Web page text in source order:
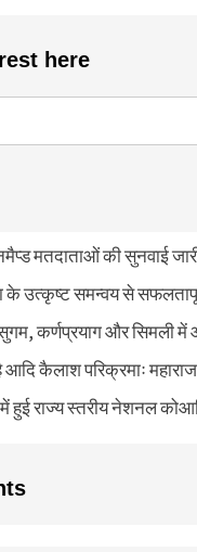
here
मतदाताओं की सुनवाई
के उत्कृष्ट समन्वय से
कर्णप्रयाग और सिमली
आदि कैलाश परिक्रमाः महाराज
हुई राज्य स्तरीय नेशनल